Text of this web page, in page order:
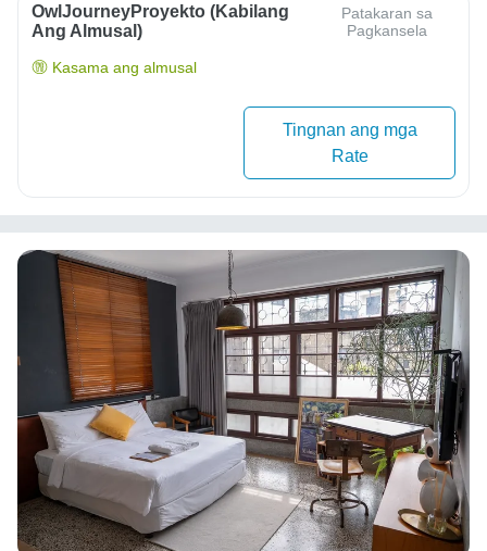
OwlJourneyProyekto (Kabilang
Ang Almusal)
Patakaran sa
Pagkansela
Kasama ang almusal
Tingnan ang mga
Rate